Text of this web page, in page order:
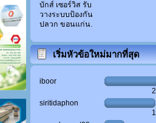
บักส์ เซอร์วิส รับ
วางระบบป้องกัน
ปลวก ขอนแก่น.
เริ่มหัวข้อใหม่มากที่สุด
iboor
siritidaphon